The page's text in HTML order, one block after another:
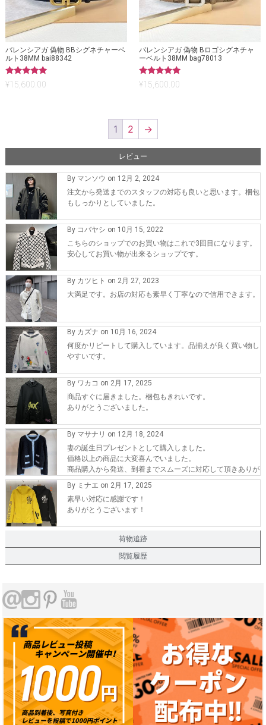
バレンシアガ 偽物 BBシグネチャーベ
ルト38MM bai88342
5段階中
5.00
¥15,600.00
バレンシアガ 偽物 Bロゴシグネチャ
ーベルト38MM bag78013
5段階中
5.00
¥15,600.00
1 2 →
レビュー
荷物追跡
閲覧履歴
By マンソウ on 12月 2, 2024
注文から発送までのスタッフの対応も良いと思います。梱包
もしっかりとしていました。
By コバヤシ on 10月 15, 2022
こちらのショップでのお買い物はこれで3回目になります。
安心してお買い物が出来るショップです。
By カツヒト on 2月 27, 2023
大満足です。お店の対応も素早く丁寧なので信用できます。
By カズナ on 10月 16, 2024
何度かリピートして購入しています。品揃えが良く買い物し
やすいです。
By ワカコ on 2月 17, 2025
商品すぐに届きました。梱包もきれいです。
ありがとうございました。
By マサナリ on 12月 18, 2024
妻の誕生日プレゼントとして購入しました。
価格以上の商品に大変喜んでいました。
商品購入から発送、到着までスムーズに対応して頂きありが
とうございます。
また、機会が有れば購入したいです。
By ミナエ on 2月 17, 2025
素早い対応に感謝です！
ありがとうございます！